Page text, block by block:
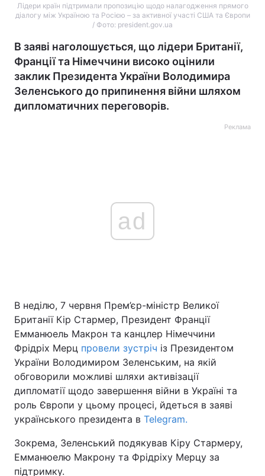
Лідери країн підтримали пропозицію щодо налагодження прямого
діалогу між Україною та Росією – за активної участі США та Європи
/ Фото: president.gov.ua
В заяві наголошується, що лідери Британії,
Франції та Німеччини високо оцінили
заклик Президента України Володимира
Зеленського до припинення війни шляхом
дипломатичних переговорів.
Реклама
ad
В неділю, 7 червня Прем’єр-міністр Великої
Британії Кір Стармер, Президент Франції
Емманюель Макрон та канцлер Німеччини
Фрідріх Мерц провели зустріч із Президентом
України Володимиром Зеленським, на якій
обговорили можливі шляхи активізації
дипломатії щодо завершення війни в Україні та
роль Європи у цьому процесі, йдеться в заяві
українського президента в Telegram.
Зокрема, Зеленський подякував Кіру Стармеру,
Емманюелю Макрону та Фрідріху Мерцу за
підтримку.